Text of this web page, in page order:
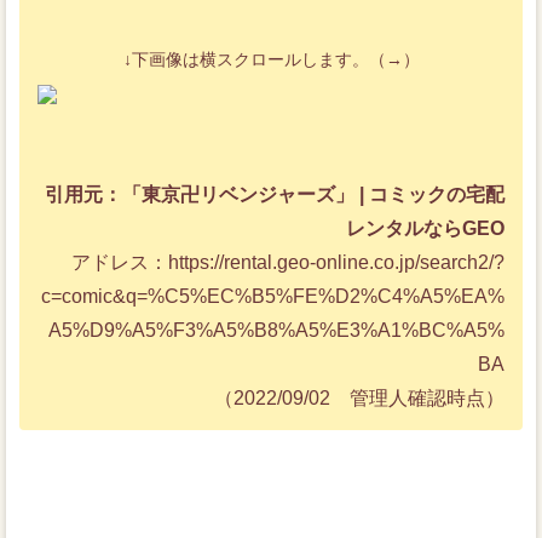
↓下画像は横スクロールします。（→）
引用元：「東京卍リベンジャーズ」 | コミックの宅配
レンタルならGEO
アドレス：https://rental.geo-online.co.jp/search2/?
c=comic&q=%C5%EC%B5%FE%D2%C4%A5%EA%
A5%D9%A5%F3%A5%B8%A5%E3%A1%BC%A5%
BA
（2022/09/02 管理人確認時点）